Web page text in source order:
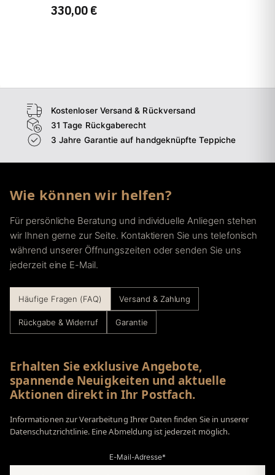
330,00 €
Kostenloser Versand & Rückversand
31 Tage Rückgaberecht
3 Jahre Garantie auf handgeknüpfte Teppiche
Wie können wir helfen?
Für persönliche Beratung und individuelle Anliegen stehen
wir Ihnen gerne zur Seite. Kontaktieren Sie uns telefonisch
während unserer Öffnungszeiten oder senden Sie uns
jederzeit eine E-Mail.
Häufige Fragen (FAQ) Versand & Zahlung
Rückgabe & Widerruf Garantie
Erhalten Sie exklusive Angebote,
spannende Neuigkeiten und aktuelle
Aktionen direkt in Ihr Postfach.
Informationen zur Verarbeitung Ihrer Daten finden Sie in unserer
Datenschutzrichtlinie. Eine Abmeldung ist jederzeit möglich.
E-Mail-Adresse*